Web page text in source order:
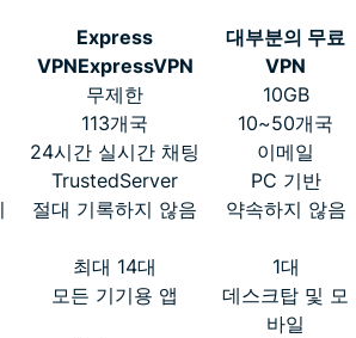
Express
VPNExpressVPN
대부분의 무료
VPN
무제한
10GB
113개국
10~50개국
24시간 실시간 채팅
이메일
TrustedServer
PC 기반
절대 기록하지 않음 약속하지 않음
최대 14대
1대
모든 기기용 앱
데스크탑 및 모
바일